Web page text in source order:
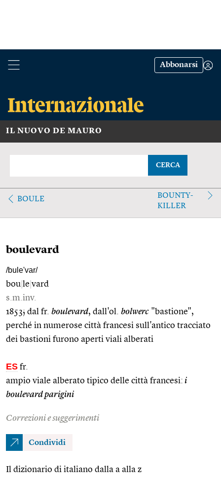
Abbonarsi
IL NUOVO DE MAURO
CERCA
BOULE
BOUNTY-
KILLER
boulevard
/bule'var/
bou le vard
s.m.inv.
1853; dal fr. boulevard, dall'ol. bolwerc "bastione",
perché in numerose città francesi sull'antico tracciato
dei bastioni furono aperti viali alberati
ES fr.
ampio viale alberato tipico delle città francesi: i
boulevard parigini
Correzioni e suggerimenti
Condividi
Il dizionario di italiano dalla a alla z